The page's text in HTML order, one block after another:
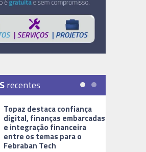
recentes
Topaz destaca confiança
digital, finanças embarcadas
e integração financeira
entre os temas para o
Febraban Tech